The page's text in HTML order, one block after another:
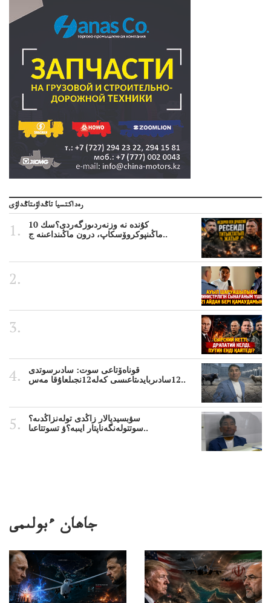
رەداكتسيا تاڭداۋىتاڭداۋى
10 كۇندە نە وزنەردىوزگەردى؟سك
ماڭىنپوكروۆسكاپ، درون ماڭىنداعىنە ج..
قوناەۆتاعى سوت: سادىرسوتدى
12سادىربايدىتاعىسى كەلە12نجىلعاۇقا مەس..
سۋبسيديالار زاڭدى تولەنزاڭدىە؟
سوتتولەنگەناپتار ايىبە؟ۋ تسوتتاعىا..
جاھان ءبولىمى